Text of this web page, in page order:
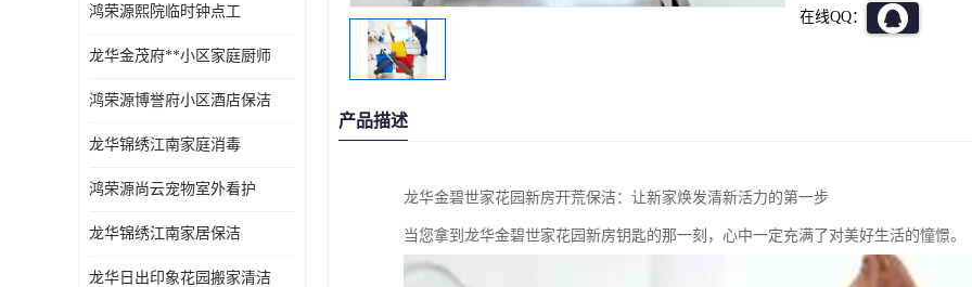
鸿荣源熙院临时钟点工
龙华金茂府**小区家庭厨师
鸿荣源博誉府小区酒店保洁
龙华锦绣江南家庭消毒
鸿荣源尚云宠物室外看护
龙华锦绣江南家居保洁
龙华日出印象花园搬家清洁
在线QQ：
产品描述
龙华金碧世家花园新房开荒保洁：让新家焕发清新活力的第一步
当您拿到龙华金碧世家花园新房钥匙的那一刻，心中一定充满了对美好生活的憧憬。